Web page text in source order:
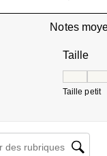
Notes
Taille
Taille petit
de sujet et